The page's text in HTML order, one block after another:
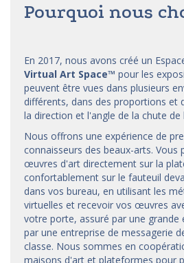
Pourquoi nous
En 2017, nous avons créé un
Virtual Art Space™ pour les
peuvent être vues dans plusieurs
différents, dans des proportions et
la direction et l'angle de la chute de
Nous offrons une expérience de
connaisseurs des beaux-arts. Vous
œuvres d'art directement sur la
confortablement sur le fauteuil
dans vos bureau, en utilisant les
virtuelles et recevoir vos œuvres
votre porte, assuré par une grande
par une entreprise de messagerie
classe. Nous sommes en
maisons d'art et plateformes pour